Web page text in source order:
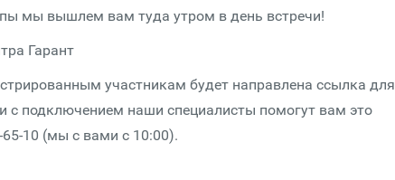
мы вышлем вам туда утром в день встречи!
Гарант
участникам будет направлена ссылка для
с подключением наши специалисты помогут вам это
65-10 (мы с вами с 10:00).